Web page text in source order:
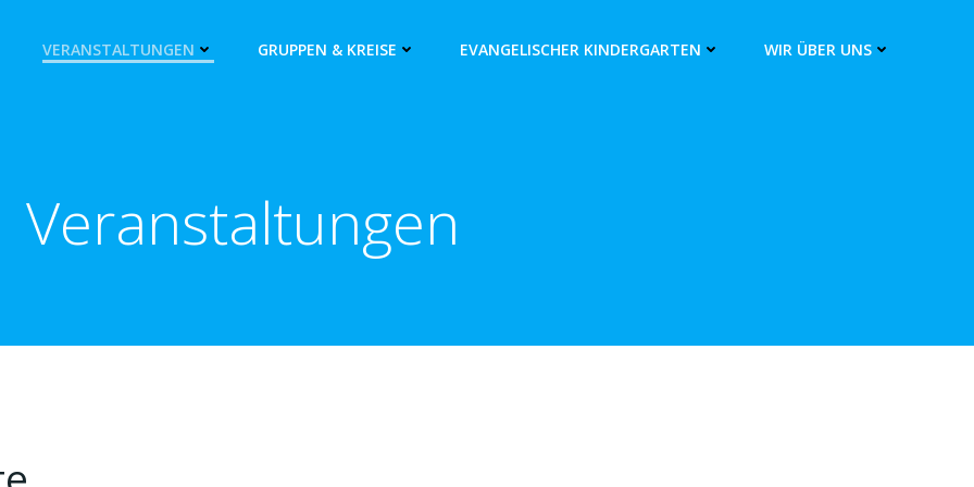
VERANSTALTUNGEN GRUPPEN & KREISE EVANGELISCHER KINDERGARTEN WIR ÜBER UNS
Veranstaltungen